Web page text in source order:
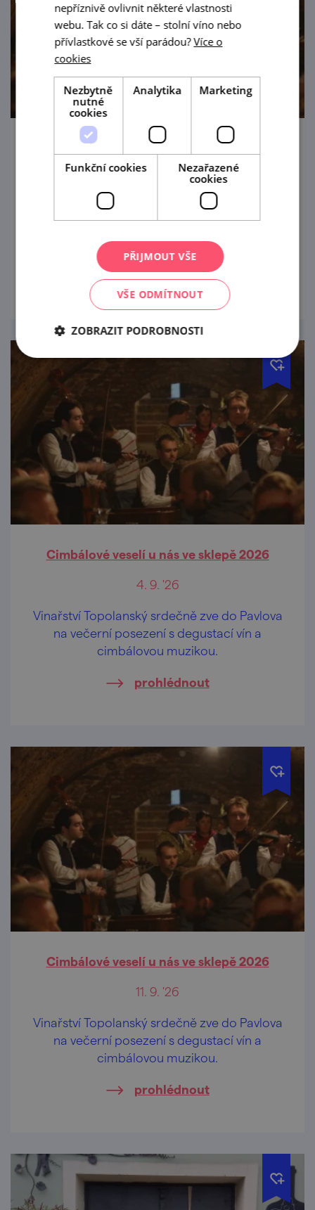
Cimbálové veselí u nás ve sklepě 2026
Vinařství Topolanský srdečně zve do Pavlova
na večerní posezení s degustací vín a
cimbálovou muzikou.
prohlédnout
Cimbálové veselí u nás ve sklepě 2026
4. 9. '26
Vinařství Topolanský srdečně zve do Pavlova
na večerní posezení s degustací vín a
cimbálovou muzikou.
prohlédnout
Cimbálové veselí u nás ve sklepě 2026
11. 9. '26
Vinařství Topolanský srdečně zve do Pavlova
na večerní posezení s degustací vín a
cimbálovou muzikou.
prohlédnout
nepříznivě ovlivnit některé vlastnosti
webu. Tak co si dáte – stolní víno nebo
přívlastkové se vší parádou?Více o
cookies
Nezbytně
nutné
cookies
Analytika Marketing
Funkční cookies
Nezařazené
cookies
PŘIJMOUT VŠE
VŠE ODMÍTNOUT
ZOBRAZIT PODROBNOSTI